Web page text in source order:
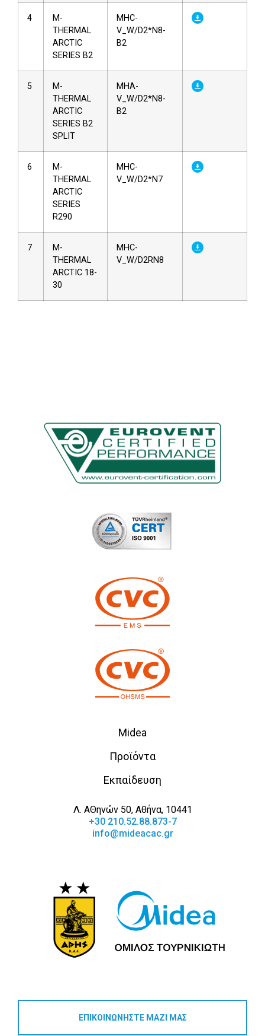
4
M-
THERMAL
ARCTIC
SERIES B2
MHC-
V_W/D2*N8-
B2
5
M-
THERMAL
ARCTIC
SERIES B2
SPLIT
MHA-
V_W/D2*N8-
B2
6
M-
THERMAL
ARCTIC
SERIES
R290
MHC-
V_W/D2*N7
7
M-
THERMAL
ARCTIC 18-
30
MHC-
V_W/D2RN8
Midea
Προϊόντα
Εκπαίδευση
Λ. ΑΘηνών 50, Αθήνα, 10441
+30 210.52.88.873-7
info@mideacac.gr
ΕΠΙΚΟΙΝΩΝΗΣΤΕ ΜΑΖΙ ΜΑΣ